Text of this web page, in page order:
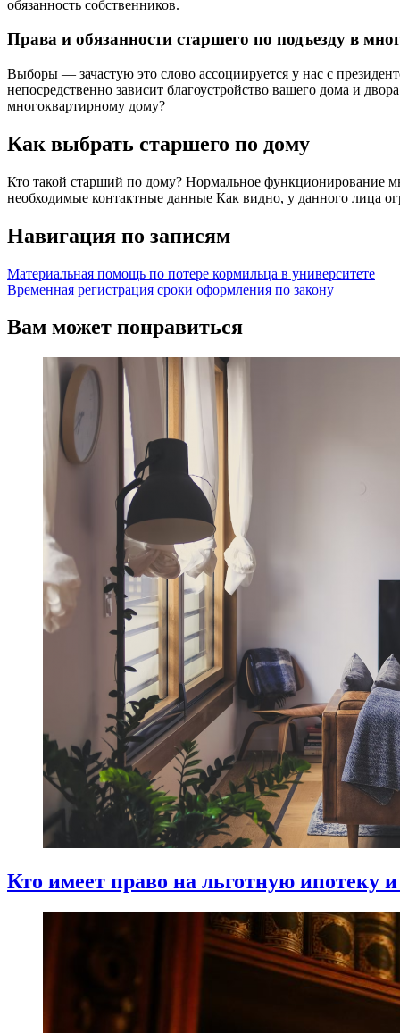
обязанность собственников.
Права и обязанности старшего по подъезду в
Выборы — зачастую это слово ассоциируется у нас с
непосредственно зависит благоустройство вашего дома и
многоквартирному дому?
Как выбрать старшего по дому
Кто такой старший по дому? Нормальное функционирование
необходимые контактные данные Как видно, у данного лица
Навигация по записям
Материальная помощь по потере кормильца в университете
Временная регистрация сроки оформления по закону
Вам может понравиться
Кто имеет право на льготную ипотеку